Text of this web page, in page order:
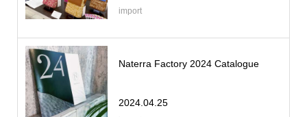
import
Naterra Factory 2024 Catalogue
2024.04.25